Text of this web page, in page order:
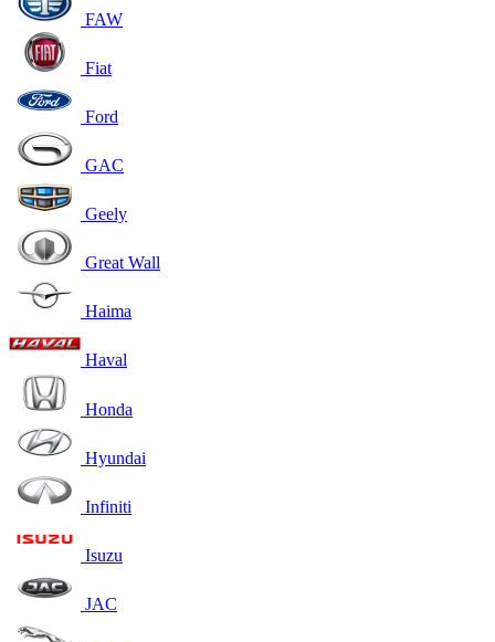
FAW
Fiat
Ford
GAC
Geely
Great Wall
Haima
Haval
Honda
Hyundai
Infiniti
Isuzu
JAC